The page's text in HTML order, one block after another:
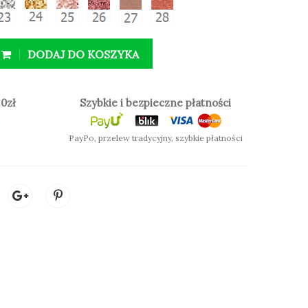
DODAJ DO KOSZYKA
Szybkie i bezpieczne płatności
PayPo, przelew tradycyjny, szybkie płatności